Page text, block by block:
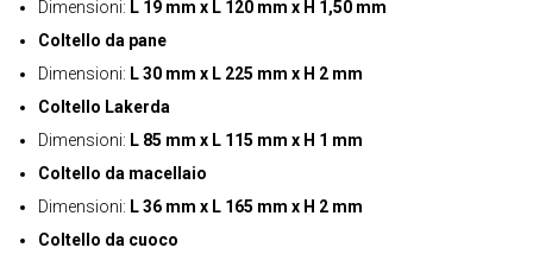
Dimensioni: L 19 mm x L 120 mm x H 1,50 mm
Coltello da pane
Dimensioni: L 30 mm x L 225 mm x H 2 mm
Coltello Lakerda
Dimensioni: L 85 mm x L 115 mm x H 1 mm
Coltello da macellaio
Dimensioni: L 36 mm x L 165 mm x H 2 mm
Coltello da cuoco